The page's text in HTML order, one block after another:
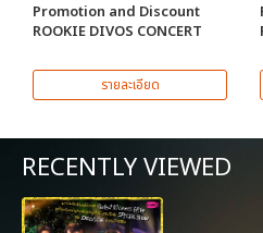
Promotion and Discount
ROOKIE DIVOS CONCERT
รายละเอียด
RECENTLY VIEWED